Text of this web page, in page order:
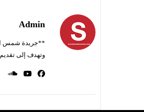
Admin
**جريدة شمس
وتهدف إلى